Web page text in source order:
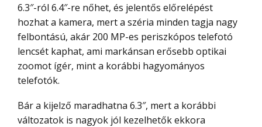
6.3″-ról 6.4″-re nőhet, és jelentős előrelépést
hozhat a kamera, mert a széria minden tagja nagy
felbontású, akár 200 MP-es periszkópos telefotó
lencsét kaphat, ami markánsan erősebb optikai
zoomot ígér, mint a korábbi hagyományos
telefotók.
Bár a kijelző maradhatna 6.3″, mert a korábbi
változatok is nagyok jól kezelhetők ekkora